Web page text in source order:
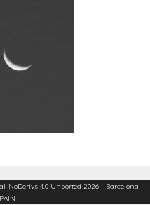
NoDerivs 4.0 Unported 2026 - Barcelona